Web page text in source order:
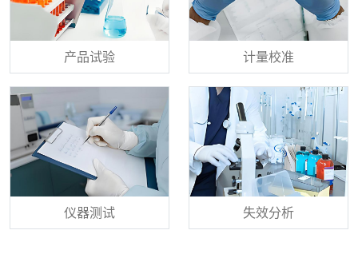
产品试验 计量校准
仪器测试 失效分析